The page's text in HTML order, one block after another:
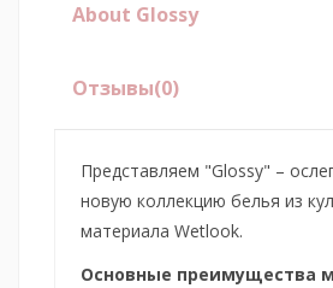
About Glossy
Отзывы(0)
Представляем "Glossy" –
новую коллекцию белья из
материала Wetlook.
Основные преимущества